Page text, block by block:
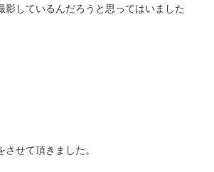
影しているんだろうと思ってはいました
せて頂きました。